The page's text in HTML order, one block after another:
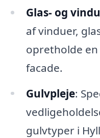
Glas- og
af vinduer,
opretholde
facade.
Gulvpleje:
gulvtyper i